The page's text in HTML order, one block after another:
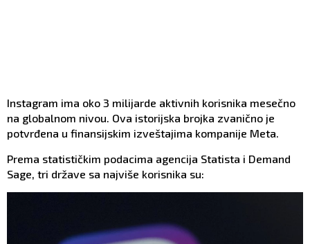
Instagram ima oko 3 milijarde aktivnih korisnika mesečno
na globalnom nivou. Ova istorijska brojka zvanično je
potvrđena u finansijskim izveštajima kompanije Meta.
Prema statističkim podacima agencija Statista i Demand
Sage, tri države sa najviše korisnika su: